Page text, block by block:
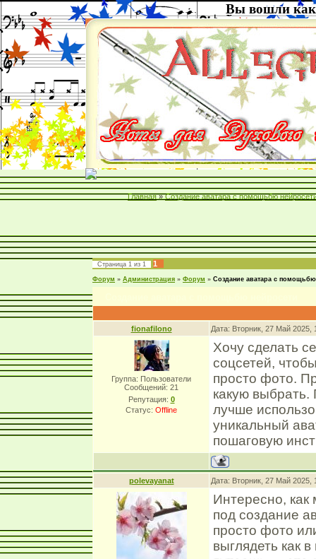
Вы вошли как
Главная » Создание аватара с помощьбю
Страница 1 из 1 1
Форум » Администрация » Форум » Создание аватара с помощьбю
fionafilono Дата: Вторник, 27 Май
Группа: Пользователи
Сообщений: 21
Репутация: 0
Статус: Offline
Хочу сделать
соцсетей,
просто фото.
какую выбрать.
лучше
уникальный
пошаговую
polevayanat Дата: Вторник, 27 Май
Интересно, как
под создание
просто фото
выглядеть как